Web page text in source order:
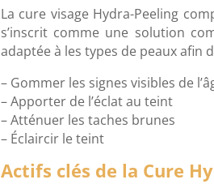
La cure visage Hydra-Peeling
s’inscrit comme une solution
adaptée à les types de peaux afin
– Gommer les signes visibles de
– Apporter de l’éclat au teint
– Atténuer les taches brunes
– Éclaircir le teint
Actifs clés de la Cure